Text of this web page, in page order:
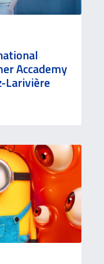
Accademy
Larivière